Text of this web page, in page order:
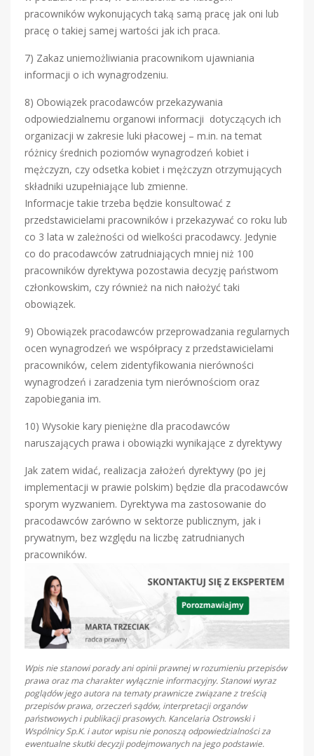
pracowników wykonujących taką samą pracę jak oni lub
pracę o takiej samej wartości jak ich praca.
7) Zakaz uniemożliwiania pracownikom ujawniania
informacji o ich wynagrodzeniu.
8) Obowiązek pracodawców przekazywania
odpowiedzialnemu organowi informacji dotyczących ich
organizacji w zakresie luki płacowej – m.in. na temat
różnicy średnich poziomów wynagrodzeń kobiet i
mężczyzn, czy odsetka kobiet i mężczyzn otrzymujących
składniki uzupełniające lub zmienne.
Informacje takie trzeba będzie konsultować z
przedstawicielami pracowników i przekazywać co roku lub
co 3 lata w zależności od wielkości pracodawcy. Jedynie
co do pracodawców zatrudniających mniej niż 100
pracowników dyrektywa pozostawia decyzję państwom
członkowskim, czy również na nich nałożyć taki
obowiązek.
9) Obowiązek pracodawców przeprowadzania regularnych
ocen wynagrodzeń we współpracy z przedstawicielami
pracowników, celem zidentyfikowania nierówności
wynagrodzeń i zaradzenia tym nierównościom oraz
zapobiegania im.
10) Wysokie kary pieniężne dla pracodawców
naruszających prawa i obowiązki wynikające z dyrektywy
Jak zatem widać, realizacja założeń dyrektywy (po jej
implementacji w prawie polskim) będzie dla pracodawców
sporym wyzwaniem. Dyrektywa ma zastosowanie do
pracodawców zarówno w sektorze publicznym, jak i
prywatnym, bez względu na liczbę zatrudnianych
pracowników.
Wpis nie stanowi porady ani opinii prawnej w rozumieniu przepisów
prawa oraz ma charakter wyłącznie informacyjny. Stanowi wyraz
poglądów jego autora na tematy prawnicze związane z treścią
przepisów prawa, orzeczeń sądów, interpretacji organów
państwowych i publikacji prasowych. Kancelaria Ostrowski i
Wspólnicy Sp.K. i autor wpisu nie ponoszą odpowiedzialności za
ewentualne skutki decyzji podejmowanych na jego podstawie.